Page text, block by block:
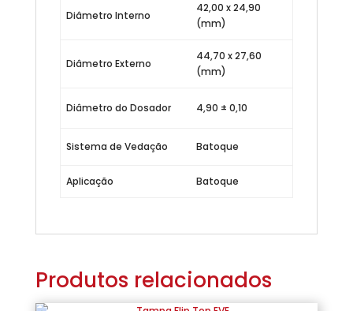
Diâmetro Interno
42,00 x 24,90
(mm)
Diâmetro Externo
44,70 x 27,60
(mm)
Diâmetro do Dosador 4,90 ± 0,10
Sistema de Vedação Batoque
Aplicação Batoque
Produtos relacionados